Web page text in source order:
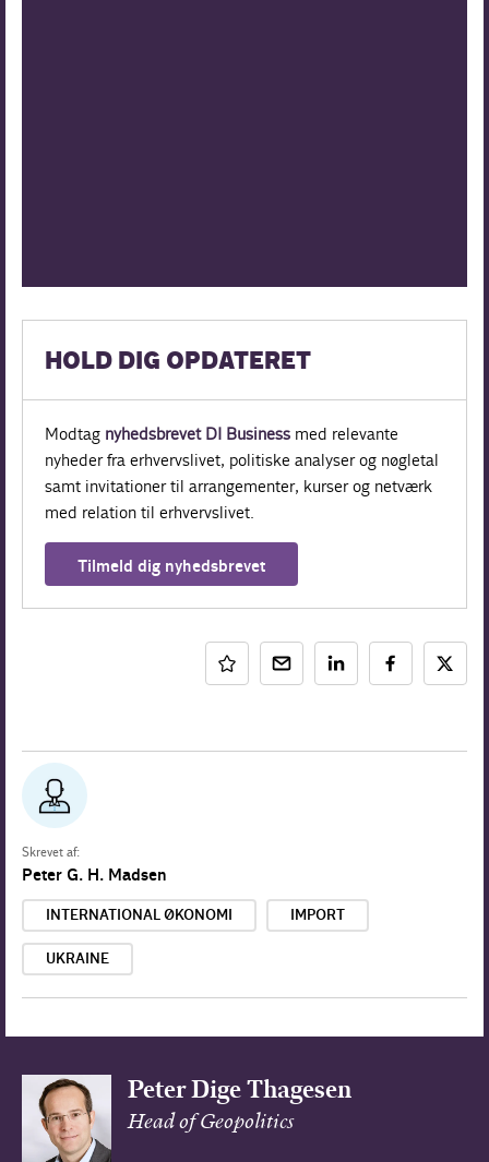
HOLD DIG OPDATERET
Modtag nyhedsbrevet DI Business med relevante
nyheder fra erhvervslivet, politiske analyser og nøgletal
samt invitationer til arrangementer, kurser og netværk
med relation til erhvervslivet.
Tilmeld dig nyhedsbrevet
Skrevet af:
Peter G. H. Madsen
INTERNATIONAL ØKONOMI IMPORT
UKRAINE
Peter Dige Thagesen
Head of Geopolitics